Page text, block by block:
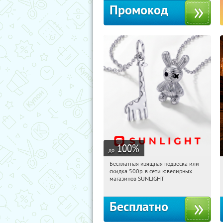
Промокод
до 100%
10:54:31 Получили:
Россия
Бесплатная изящная подвеска или
скидка 500р. в сети ювелирных
магазинов SUNLIGHT
Бесплатно